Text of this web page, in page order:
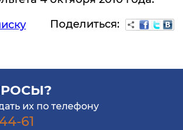
Поделиться:
их по телефону
61